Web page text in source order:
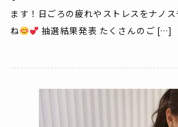
ます！日ごろの疲れやストレスをナノ
ね
抽選結果発表 たくさんのご […]